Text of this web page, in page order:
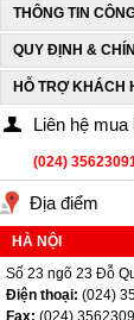
THÔNG TIN
QUY ĐỊNH &
HỖ TRỢ KHÁCH
Liên hệ mua
(024)
Địa điểm
HÀ NỘI
Số 23 ngõ 23 Đỗ
Điện thoại: (024)
Fax: (024)